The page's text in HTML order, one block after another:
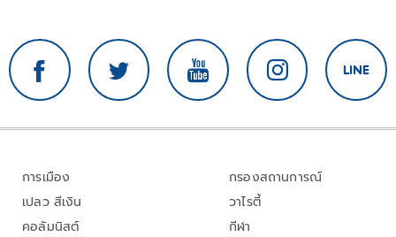
การเมือง
เปลว สีเงิน
คอลัมนิสต์
กรองสถานการณ์
วาไรตี้
กีฬา